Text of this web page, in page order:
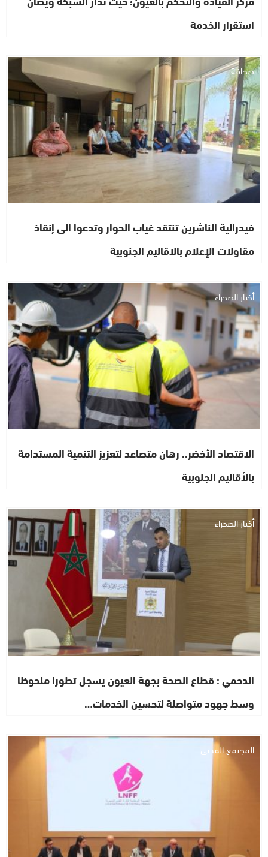
استقرار الخدمة
صحافة
فيدرالية الناشرين تنتقد غياب الحوار وتدعوا الى إنقاذ
مقاولات الإعلام بالاقاليم الجنوبية
أخبار الصحراء
الاقتصاد الأخضر.. رهان متصاعد لتعزيز التنمية المستدامة
بالأقاليم الجنوبية
أخبار الصحراء
الدحمي : قطاع الصحة بجهة العيون يسجل تطوراً ملحوظاً
وسط جهود متواصلة لتحسين الخدمات…
المجتمع المدني